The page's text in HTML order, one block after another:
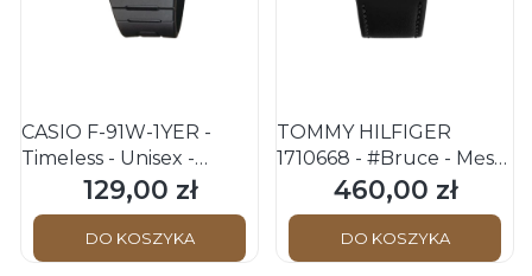
CASIO F-91W-1YER -
Timeless - Unisex -
Zegarek na pasku
Cena
129,00 zł
DO KOSZYKA
TOMMY HILFIGER
1710668 - #Bruce - Męski
- Zegarek na pasku
skórzanym
Cena
460,00 zł
DO KOSZYKA